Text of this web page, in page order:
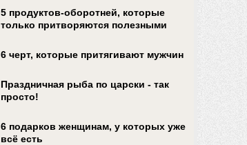
5 продуктов-оборотней, которые
только притворяются полезными
6 черт, которые притягивают мужчин
Праздничная рыба по царски - так
просто!
6 подарков женщинам, у которых уже
всё есть